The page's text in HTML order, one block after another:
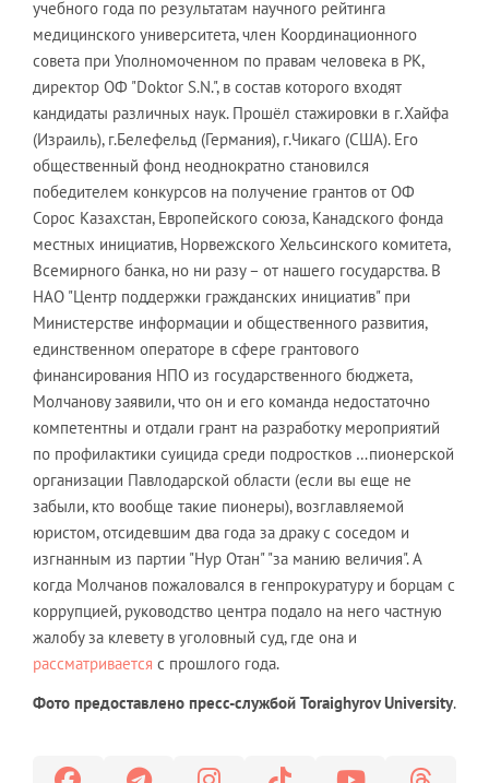
учебного года по результатам научного рейтинга
медицинского университета, член Координационного
совета при Уполномоченном по правам человека в РК,
директор ОФ "Doktor S.N.", в состав которого входят
кандидаты различных наук. Прошёл стажировки в г.Хайфа
(Израиль), г.Белефельд (Германия), г.Чикаго (США). Его
общественный фонд неоднократно становился
победителем конкурсов на получение грантов от ОФ
Сорос Казахстан, Европейского союза, Канадского фонда
местных инициатив, Норвежского Хельсинского комитета,
Всемирного банка, но ни разу – от нашего государства. В
НАО "Центр поддержки гражданских инициатив" при
Министерстве информации и общественного развития,
единственном операторе в сфере грантового
финансирования НПО из государственного бюджета,
Молчанову заявили, что он и его команда недостаточно
компетентны и отдали грант на разработку мероприятий
по профилактики суицида среди подростков …пионерской
организации Павлодарской области (если вы еще не
забыли, кто вообще такие пионеры), возглавляемой
юристом, отсидевшим два года за драку с соседом и
изгнанным из партии "Нур Отан" "за манию величия". А
когда Молчанов пожаловался в генпрокуратуру и борцам с
коррупцией, руководство центра подало на него частную
жалобу за клевету в уголовный суд, где она и
рассматривается с прошлого года.
Фото предоставлено пресс-службой Toraighyrov University.